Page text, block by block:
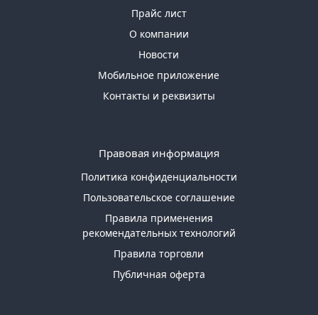
Прайс лист
О компании
Новости
Мобильное приложение
Контакты и реквизиты
Правовая информация
Политика конфиденциальности
Пользовательское соглашение
Правила применения
рекомендательных технологий
Правила торговли
Публичная оферта